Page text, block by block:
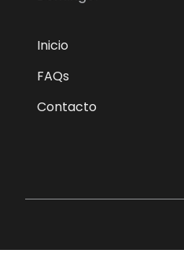
Inicio
FAQs
Contacto